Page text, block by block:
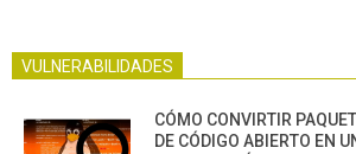
VULNERABILIDADES
CÓMO CONVIRTIR
DE CÓDIGO ABIERTO EN